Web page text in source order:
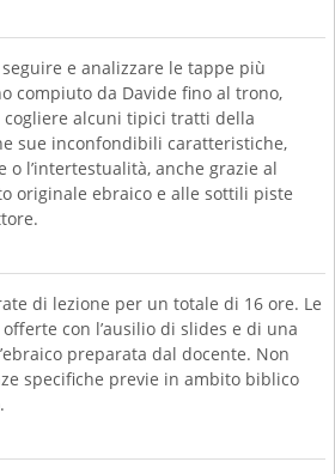
e analizzare le tappe più
compiuto da Davide fino al trono,
alcuni tipici tratti della
sue inconfondibili caratteristiche,
o l’intertestualità, anche grazie al
originale ebraico e alle sottili piste
di lezione per un totale di 16 ore. Le
con l’ausilio di slides e di una
preparata dal docente. Non
specifiche previe in ambito biblico